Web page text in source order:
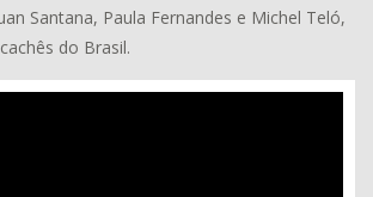
Santana, Paula Fernandes e Michel Teló,
do Brasil.